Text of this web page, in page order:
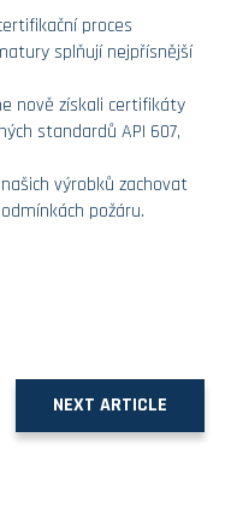
proces
splňují nejpřísnější
nově získali certifikáty
standardů API 607,
výrobků zachovat
požáru.
NEXT ARTICLE